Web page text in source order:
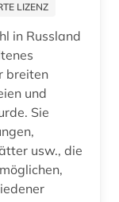
LIZENZ
in Russland
breiten
und
Sie
usw., die